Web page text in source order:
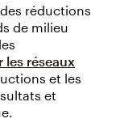
réductions
de milieu
réseaux
et les
et